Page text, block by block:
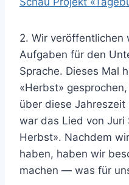
2. Wir veröffentlichen
Aufgaben für den
Sprache. Dieses Mal
«Herbst»
über diese
war das Lied von Juri
Herbst». Nachdem
haben, haben wir
machen — was für